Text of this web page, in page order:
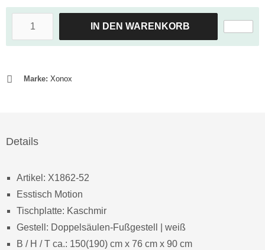
IN DEN WARENKORB
Marke: Xonox
Details
Artikel: X1862-52
Esstisch Motion
Tischplatte: Kaschmir
Gestell: Doppelsäulen-Fußgestell | weiß
B / H / T ca.: 150(190) cm x 76 cm x 90 cm